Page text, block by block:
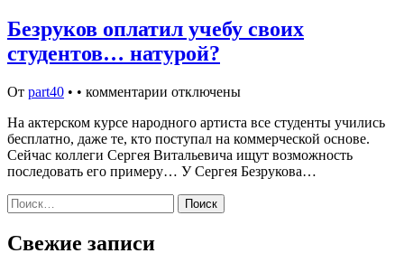
Безруков оплатил учебу своих
студентов… натурой?
От part40 • • комментарии отключены
На актерском курсе народного артиста все студенты учились
бесплатно, даже те, кто поступал на коммерческой основе.
Сейчас коллеги Сергея Витальевича ищут возможность
последовать его примеру… У Сергея Безрукова…
Найти:
Свежие записи